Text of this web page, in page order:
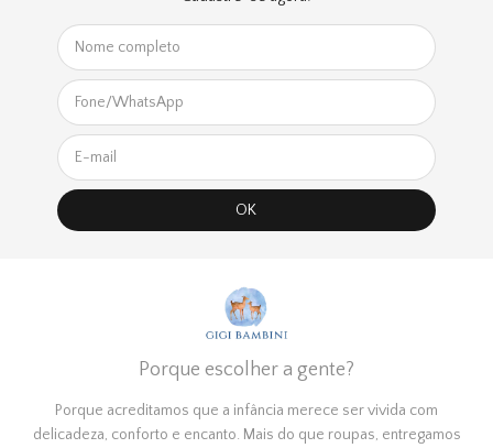
Porque escolher a gente?
Porque acreditamos que a infância merece ser vivida com
delicadeza, conforto e encanto. Mais do que roupas, entregamos